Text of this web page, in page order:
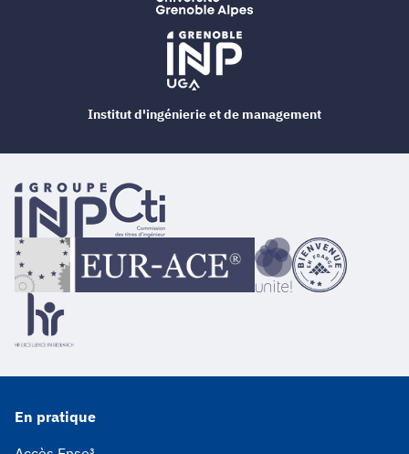
En pratique
Institut d'ingénierie et de management